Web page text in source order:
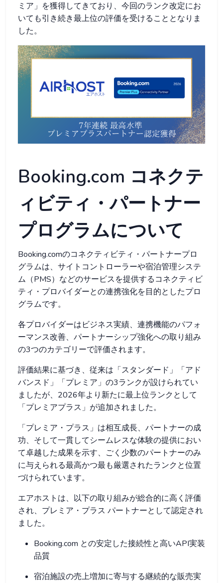
ミア」を獲得してきており、今回のランク改定にお
いても引き続き最上位の評価を受けることとなりま
した。
Booking.com コネクテ
ィビティ・パートナー
プログラムについて
Booking.comのコネクティビティ・パートナープロ
グラムは、サイトコントローラーや宿泊管理システ
ム（PMS）などのサービスを提供するコネクティビ
ティ・プロバイダーとの連携強化を目的としたプロ
グラムです。
各プロバイダーはビジネス実績、連携機能のパフォ
ーマンス改善、パートナーシップ強化への取り組み
の3つのカテゴリーで評価されます。
評価結果に基づき、従来は「スタンダード」「アド
バンスド」「プレミア」の3ランクが設けられてい
ましたが、2026年より新たに最上位ランクとして
「プレミアプラス」が追加されました。
「プレミア・プラス」は相互成長、パートナーの成
功、そして一貫してシームレスな体験の提供におい
て卓越した成果を示す、ごく少数のパートナーのみ
に与えられる最高かつ最も厳選されたランクと位置
づけられています。
エアホストは、以下の取り組みが総合的に高く評価
され、プレミア・プラス パートナーとして認定され
ました。
Booking.com との安定した接続性と高いAPI実装
品質
宿泊施設の売上増加に寄与する継続的な販売実